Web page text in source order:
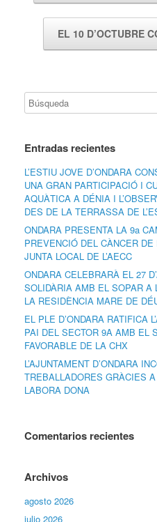
EL 10 D’OCTUBRE
Entradas recientes
L’ESTIU JOVE D’ONDARA
UNA GRAN PARTICIPACIÓ I
AQUÀTICA A DÉNIA I
DES DE LA TERRASSA DE
ONDARA PRESENTA LA 9a
PREVENCIÓ DEL CÀNCER
JUNTA LOCAL DE L’AECC
ONDARA CELEBRARÀ EL 27
SOLIDÀRIA AMB EL SOPAR
LA RESIDÈNCIA MARE DE
EL PLE D’ONDARA RATIFICA
PAI DEL SECTOR 9A AMB EL
FAVORABLE DE LA CHX
L’AJUNTAMENT D’ONDARA
TREBALLADORES GRÀCIES
LABORA DONA
Comentarios recientes
Archivos
agosto 2026
julio 2026